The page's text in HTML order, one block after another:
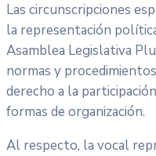
Las circunscripciones
la representación
Asamblea Legislativa
normas y
derecho a la
formas de organización.
Al respecto, la vocal